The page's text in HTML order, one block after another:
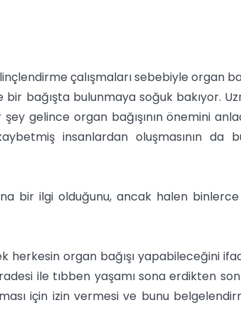
çalışmaları sebebiyle organ
bir bağışta bulunmaya soğuk bakıyor.
gelince organ bağışının önemini
insanlardan oluşmasının da
bir ilgi olduğunu, ancak halen binlerce
herkesin organ bağışı yapabileceğini
ile tıbben yaşamı sona erdikten
için izin vermesi ve bunu